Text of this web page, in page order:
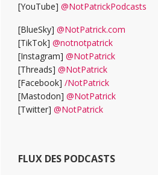
[YouTube] @NotPatrickPodcasts
[BlueSky] @NotPatrick.com
[TikTok] @notnotpatrick
[Instagram] @NotPatrick
[Threads] @NotPatrick
[Facebook] /NotPatrick
[Mastodon] @NotPatrick
[Twitter] @NotPatrick
FLUX DES PODCASTS